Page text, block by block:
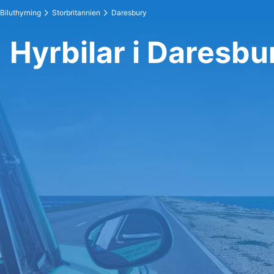
Biluthyrning Storbritannien Daresbury
Hyrbilar i